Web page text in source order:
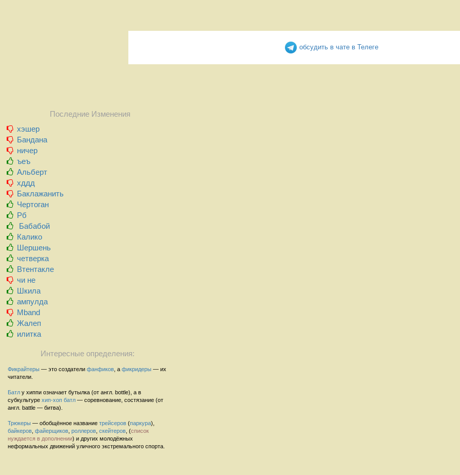
обсудить в чате в Телеге
Последние Изменения
хэшер
Бандана
ничер
ъеъ
Альберт
хддд
Баклажанить
Чертоган
Рб
Бабабой
Калико
Шершень
четверка
Втентакле
чи не
Шкила
ампулда
Mband
Жалеп
илитка
Интересные определения:
Фикрайтеры — это создатели фанфиков , а фикридеры — их
читатели.
Батл у хиппи означает бутылка (от англ. bottle), а в
субкультуре хип-хоп батл — соревнование, состязание (от
англ. battle — битва).
Трюкеры — обобщённое название трейсеров (паркура),
байкеров файерщиков роллеров скейтеров , (список
нуждается в дополнении) и других молодёжных
неформальных движений уличного экстремального спорта.